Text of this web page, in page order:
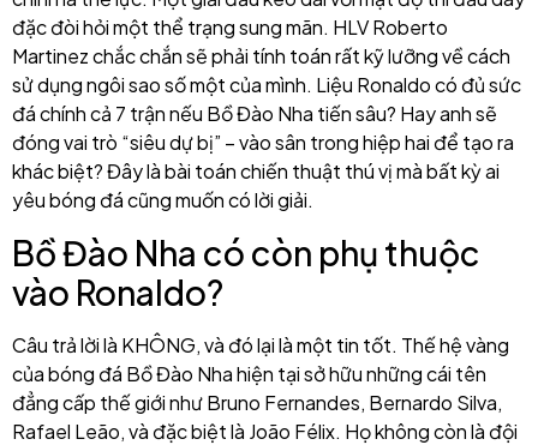
đặc đòi hỏi một thể trạng sung mãn. HLV Roberto
Martinez chắc chắn sẽ phải tính toán rất kỹ lưỡng về cách
sử dụng ngôi sao số một của mình. Liệu Ronaldo có đủ sức
đá chính cả 7 trận nếu Bồ Đào Nha tiến sâu? Hay anh sẽ
đóng vai trò “siêu dự bị” – vào sân trong hiệp hai để tạo ra
khác biệt? Đây là bài toán chiến thuật thú vị mà bất kỳ ai
yêu bóng đá cũng muốn có lời giải.
Bồ Đào Nha có còn phụ thuộc
vào Ronaldo?
Câu trả lời là KHÔNG, và đó lại là một tin tốt. Thế hệ vàng
của bóng đá Bồ Đào Nha hiện tại sở hữu những cái tên
đẳng cấp thế giới như Bruno Fernandes, Bernardo Silva,
Rafael Leão, và đặc biệt là João Félix. Họ không còn là đội